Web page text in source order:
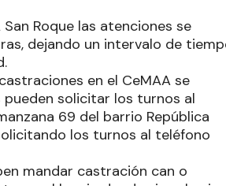
Roque las atenciones se
dejando un intervalo de
en el CeMAA se
pueden solicitar los turnos al
69 del barrio República
los turnos al teléfono
mandar castración can o